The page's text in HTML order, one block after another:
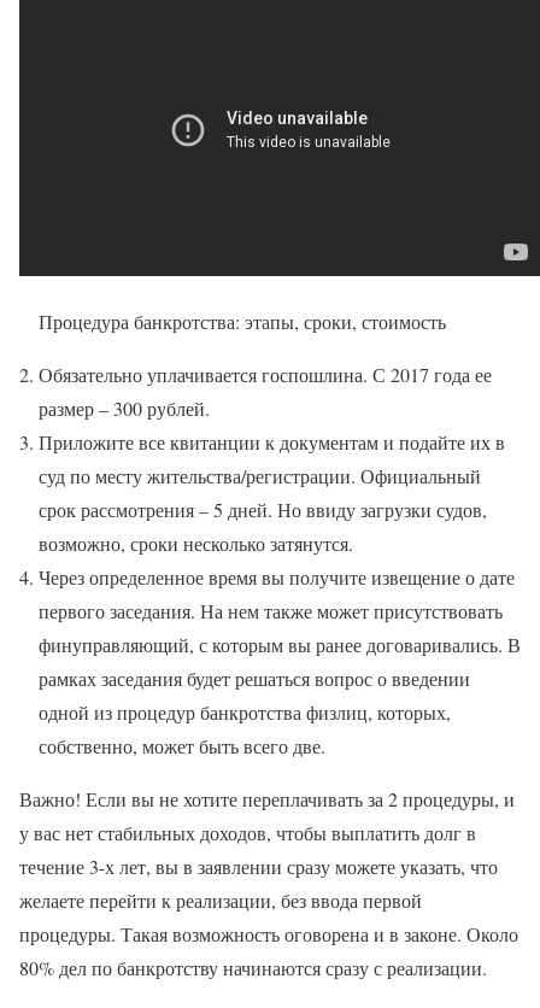
Процедура банкротства: этапы, сроки, стоимость
Обязательно уплачивается госпошлина. С 2017 года ее
размер – 300 рублей.
Приложите все квитанции к документам и подайте их в
суд по месту жительства/регистрации. Официальный
срок рассмотрения – 5 дней. Но ввиду загрузки судов,
возможно, сроки несколько затянутся.
Через определенное время вы получите извещение о дате
первого заседания. На нем также может присутствовать
финуправляющий, с которым вы ранее договаривались. В
рамках заседания будет решаться вопрос о введении
одной из процедур банкротства физлиц, которых,
собственно, может быть всего две.
Важно! Если вы не хотите переплачивать за 2 процедуры, и
у вас нет стабильных доходов, чтобы выплатить долг в
течение 3-х лет, вы в заявлении сразу можете указать, что
желаете перейти к реализации, без ввода первой
процедуры. Такая возможность оговорена и в законе. Около
80% дел по банкротству начинаются сразу с реализации.